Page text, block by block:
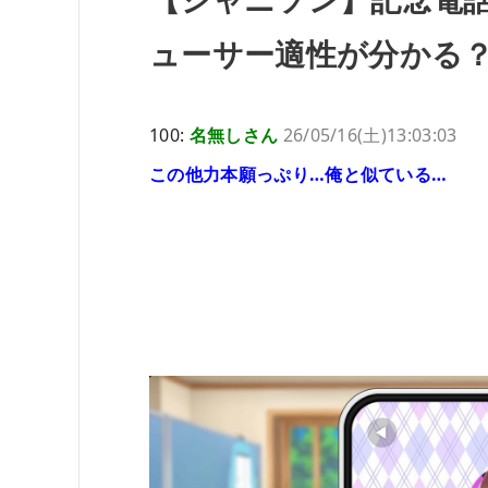
ューサー適性が分かる
100: 名無しさん 26/05/16(土)13:03:03
この他力本願っぷり…俺と似ている…